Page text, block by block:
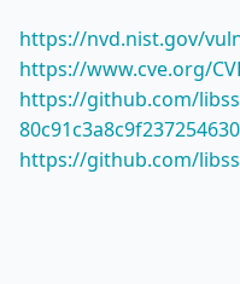
https://nvd.nist.gov/
https://www.cve.org/
https://github.com/
https://github.com/